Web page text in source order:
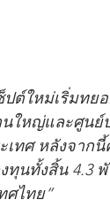
ใหม่เริ่มทย
นใหญ่และศูน
ทศ หลังจาก
ทุนทั้งสิ้น 4.3
ศไทย”